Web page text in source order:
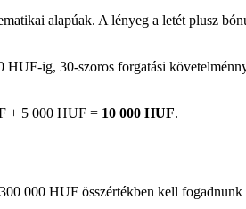
alapúak. A lényeg a letét plusz
ig, 30-szoros forgatási
+ 5 000 HUF = 10 000 HUF.
000 HUF összértékben kell